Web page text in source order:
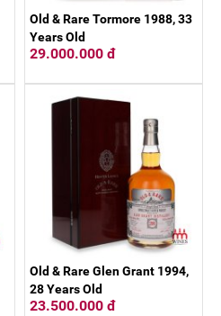
Old & Rare Tormore 1988, 33
Years Old
29.000.000 đ
Old & Rare Glen Grant 1994,
28 Years Old
23.500.000 đ